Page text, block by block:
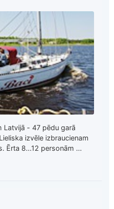
Latvijā - 47 pēdu garā
izvēle izbraucienam
Ērta 8...12 personām ...